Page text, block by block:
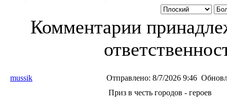
Комментарии
mussik Отправлено: 8/7/2026 9:46
Приз в честь городов - героев